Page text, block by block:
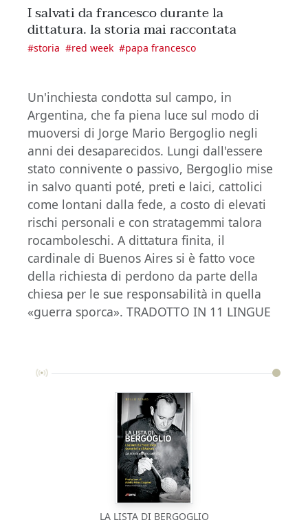
I salvati da francesco durante la
dittatura. la storia mai raccontata
#storia #red week #papa francesco
Un'inchiesta condotta sul campo, in
Argentina, che fa piena luce sul modo di
muoversi di Jorge Mario Bergoglio negli
anni dei desaparecidos. Lungi dall'essere
stato connivente o passivo, Bergoglio mise
in salvo quanti poté, preti e laici, cattolici
come lontani dalla fede, a costo di elevati
rischi personali e con stratagemmi talora
rocamboleschi. A dittatura finita, il
cardinale di Buenos Aires si è fatto voce
della richiesta di perdono da parte della
chiesa per le sue responsabilità in quella
«guerra sporca». TRADOTTO IN 11 LINGUE
LA LISTA DI BERGOGLIO